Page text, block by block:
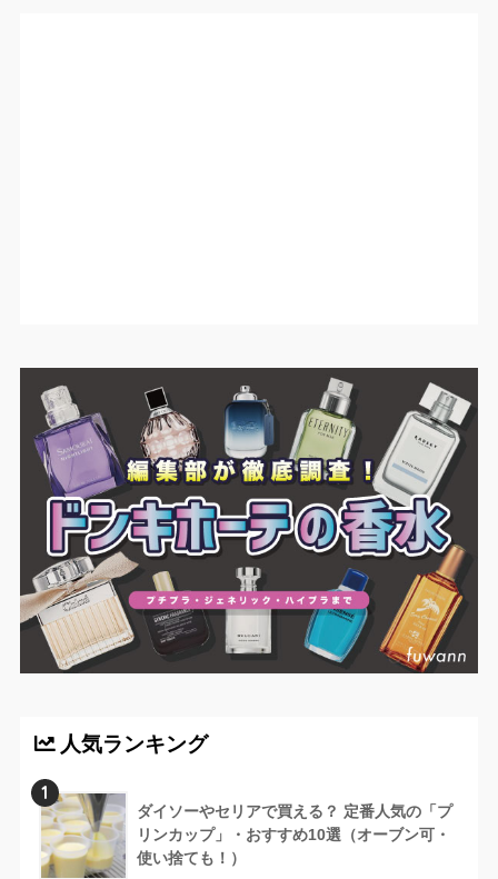
人気ランキング
1
ダイソーやセリアで買える？ 定番人気の「プ
リンカップ」・おすすめ10選（オーブン可・
使い捨ても！）